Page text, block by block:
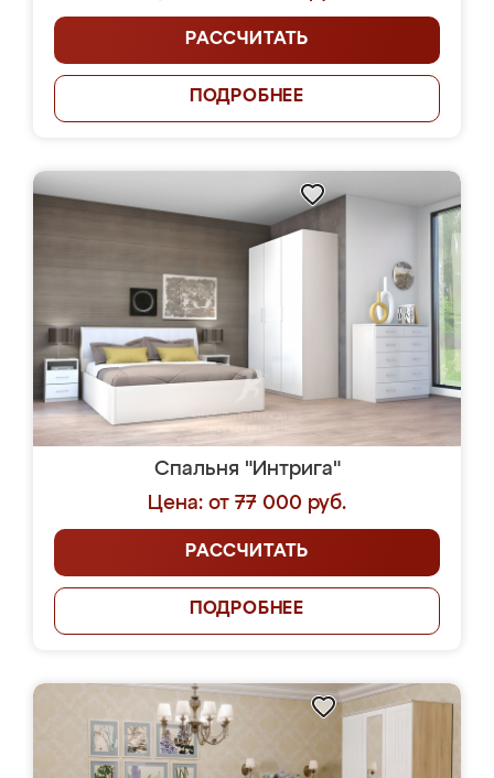
РАССЧИТАТЬ
ПОДРОБНЕЕ
Спальня "Интрига"
Цена: от 77 000 руб.
РАССЧИТАТЬ
ПОДРОБНЕЕ